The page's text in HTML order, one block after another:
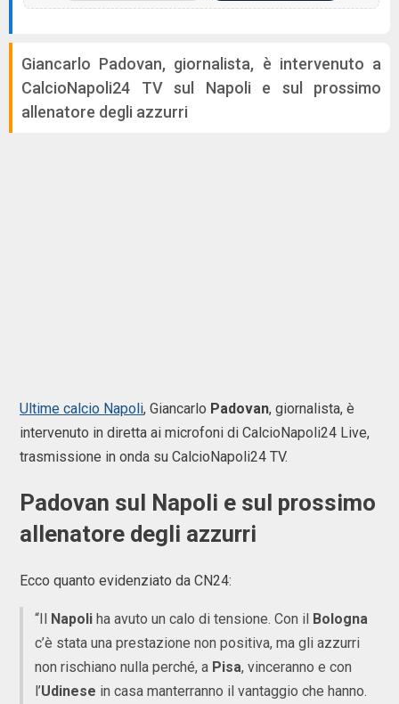
Giancarlo Padovan, giornalista, è intervenuto a
CalcioNapoli24 TV sul Napoli e sul prossimo
allenatore degli azzurri
Ultime calcio Napoli, Giancarlo Padovan, giornalista, è
intervenuto in diretta ai microfoni di CalcioNapoli24 Live,
trasmissione in onda su CalcioNapoli24 TV.
Padovan sul Napoli e sul prossimo
allenatore degli azzurri
Ecco quanto evidenziato da CN24:
“Il Napoli ha avuto un calo di tensione. Con il Bologna
c’è stata una prestazione non positiva, ma gli azzurri
non rischiano nulla perché, a Pisa, vinceranno e con
l’Udinese in casa manterranno il vantaggio che hanno.